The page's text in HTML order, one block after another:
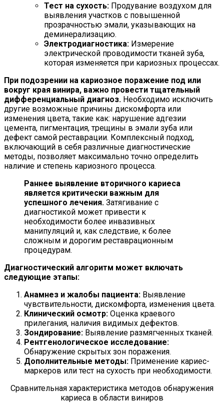
Тест на сухость: Продувание воздухом для
выявления участков с повышенной
прозрачностью эмали, указывающих на
деминерализацию.
Электродиагностика: Измерение
электрической проводимости тканей зуба,
которая изменяется при кариозных процессах.
При подозрении на кариозное поражение под или
вокруг края винира, важно провести тщательный
дифференциальный диагноз. Необходимо исключить
другие возможные причины дискомфорта или
изменения цвета, такие как: нарушение адгезии
цемента, пигментация, трещины в эмали зуба или
дефект самой реставрации. Комплексный подход,
включающий в себя различные диагностические
методы, позволяет максимально точно определить
наличие и степень кариозного процесса.
Раннее выявление вторичного кариеса
является критически важным для
успешного лечения. Затягивание с
диагностикой может привести к
необходимости более инвазивных
манипуляций и, как следствие, к более
сложным и дорогим реставрационным
процедурам.
Диагностический алгоритм может включать
следующие этапы:
Анамнез и жалобы пациента: Выявление
чувствительности, дискомфорта, изменения цвета.
Клинический осмотр: Оценка краевого
прилегания, наличия видимых дефектов.
Зондирование: Выявление размягченных тканей.
Рентгенологическое исследование:
Обнаружение скрытых зон поражения.
Дополнительные методы: Применение кариес-
маркеров или тест на сухость при необходимости.
Сравнительная характеристика методов обнаружения
кариеса в области виниров